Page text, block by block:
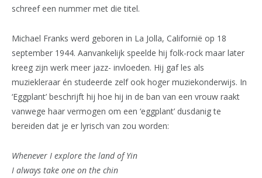
schreef een nummer met die titel.
Michael Franks werd geboren in La Jolla, Californië op 18
september 1944. Aanvankelijk speelde hij folk-rock maar later
kreeg zijn werk meer jazz- invloeden. Hij gaf les als
muziekleraar én studeerde zelf ook hoger muziekonderwijs. In
‘Eggplant’ beschrijft hij hoe hij in de ban van een vrouw raakt
vanwege haar vermogen om een ‘eggplant’ dusdanig te
bereiden dat je er lyrisch van zou worden:
Whenever I explore the land of Yin
I always take one on the chin